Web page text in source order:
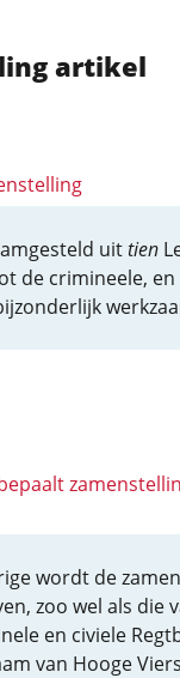
artikel
uittien
de crimineele, en
wordt de
zoo wel als die
en civiele
van Hooge